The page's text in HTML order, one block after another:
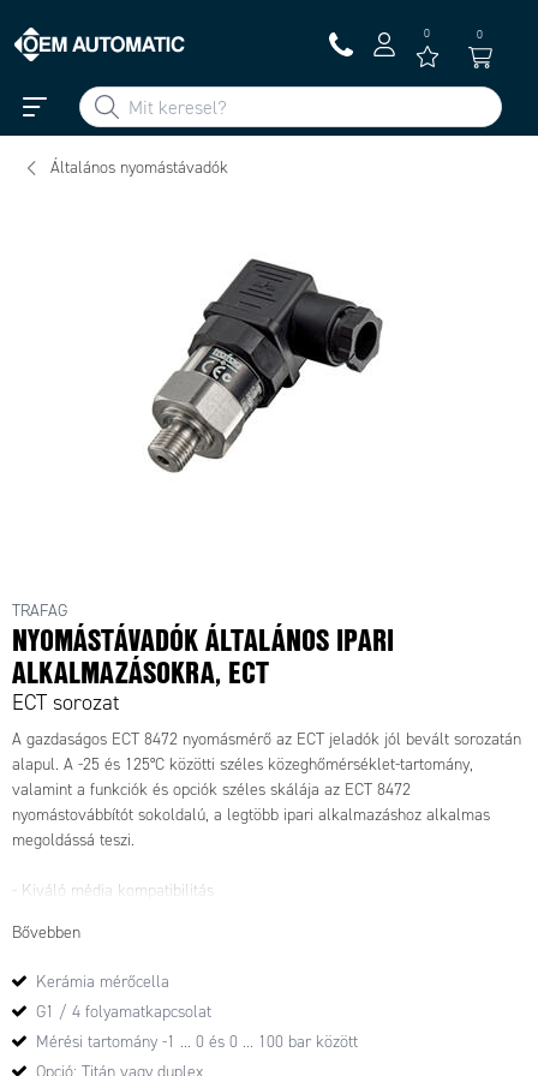
0 0
Általános nyomástávadók
TRAFAG
NYOMÁSTÁVADÓK ÁLTALÁNOS IPARI
ALKALMAZÁSOKRA, ECT
ECT sorozat
A gazdaságos ECT 8472 nyomásmérő az ECT jeladók jól bevált sorozatán
alapul. A -25 és 125°C közötti széles közeghőmérséklet-tartomány,
valamint a funkciók és opciók széles skálája az ECT 8472
nyomástovábbítót sokoldalú, a legtöbb ipari alkalmazáshoz alkalmas
megoldássá teszi.
- Kiváló média kompatibilitás
- Titánium változat választható
Bővebben
Kerámia mérőcella
G1 / 4 folyamatkapcsolat
Mérési tartomány -1 ... 0 és 0 ... 100 bar között
Opció: Titán vagy duplex